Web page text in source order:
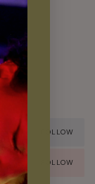
FOLLOW
FOLLOW